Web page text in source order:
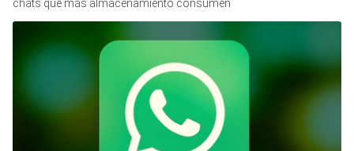
chats que más almacenamiento consumen